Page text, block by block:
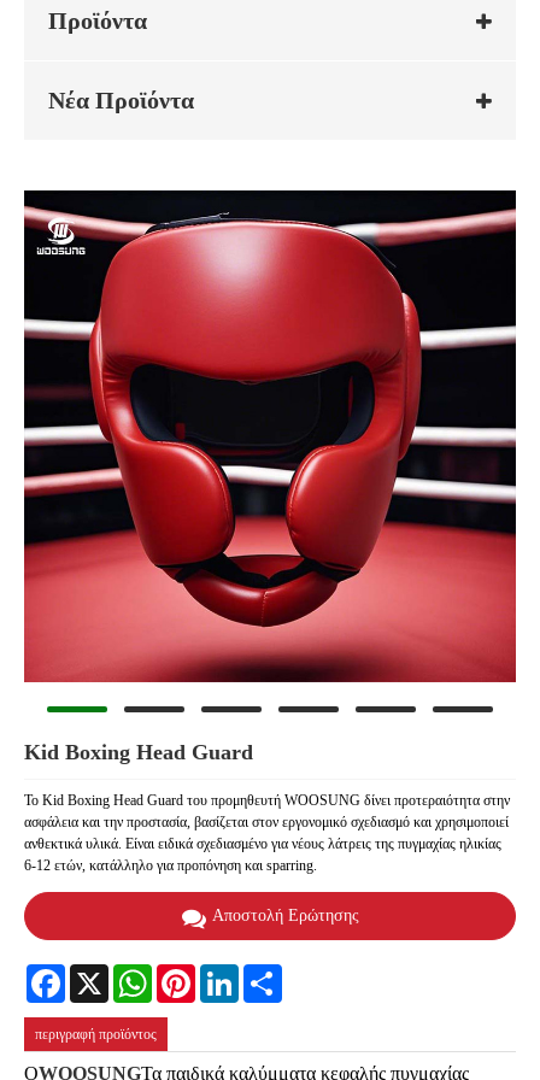
Προϊόντα
Νέα Προϊόντα
Kid Boxing Head Guard
Το Kid Boxing Head Guard του προμηθευτή WOOSUNG δίνει προτεραιότητα στην
ασφάλεια και την προστασία, βασίζεται στον εργονομικό σχεδιασμό και χρησιμοποιεί
ανθεκτικά υλικά. Είναι ειδικά σχεδιασμένο για νέους λάτρεις της πυγμαχίας ηλικίας
6-12 ετών, κατάλληλο για προπόνηση και sparring.
Αποστολή Ερώτησης
FacebookX WhatsAppPinterestLinkedIn
περιγραφή προϊόντος
ΟWOOSUNGΤα παιδικά καλύμματα κεφαλής πυγμαχίας